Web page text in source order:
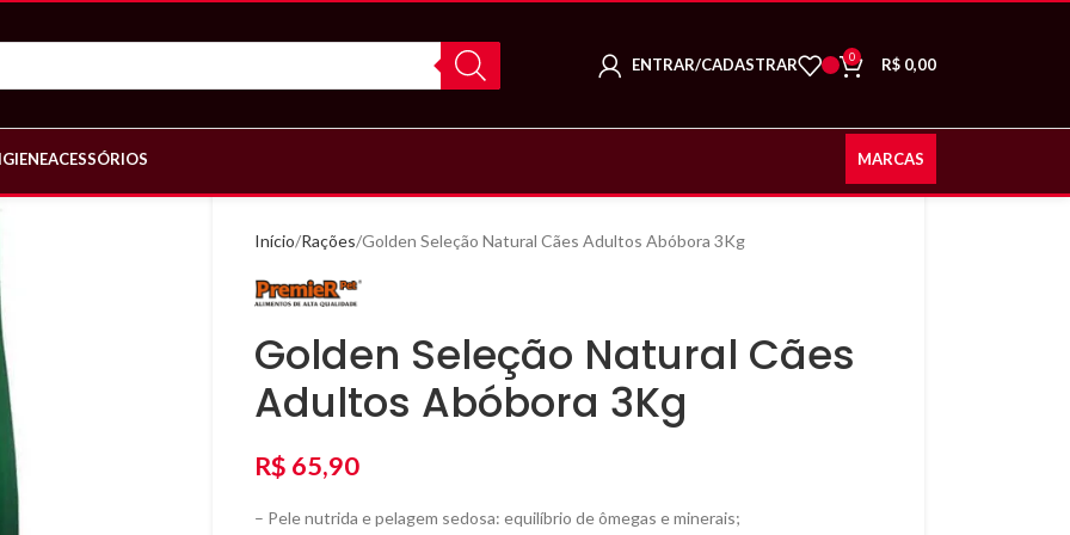
ENTRAR/CADASTRAR 0 R$ 0,00
ACESSÓRIOS MARCAS
Início Rações Golden Seleção Natural Cães Adultos Abóbora 3Kg
Golden Seleção Natural Cães
Adultos Abóbora 3Kg
R$ 65,90
– Pele nutrida e pelagem sedosa: equilíbrio de ômegas e minerais;